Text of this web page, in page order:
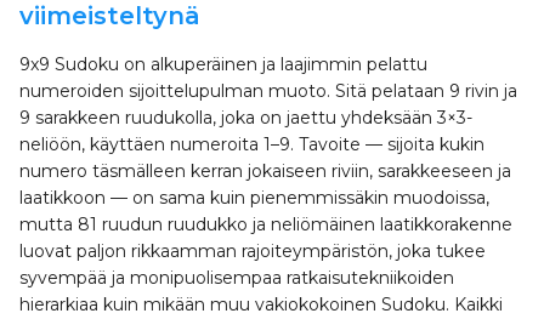
viimeisteltynä
9x9 Sudoku on alkuperäinen ja laajimmin pelattu
numeroiden sijoittelupulman muoto. Sitä pelataan 9 rivin ja
9 sarakkeen ruudukolla, joka on jaettu yhdeksään 3×3-
neliöön, käyttäen numeroita 1–9. Tavoite — sijoita kukin
numero täsmälleen kerran jokaiseen riviin, sarakkeeseen ja
laatikkoon — on sama kuin pienemmissäkin muodoissa,
mutta 81 ruudun ruudukko ja neliömäinen laatikkorakenne
luovat paljon rikkaamman rajoiteympäristön, joka tukee
syvempää ja monipuolisempaa ratkaisutekniikoiden
hierarkiaa kuin mikään muu vakiokokoinen Sudoku. Kaikki